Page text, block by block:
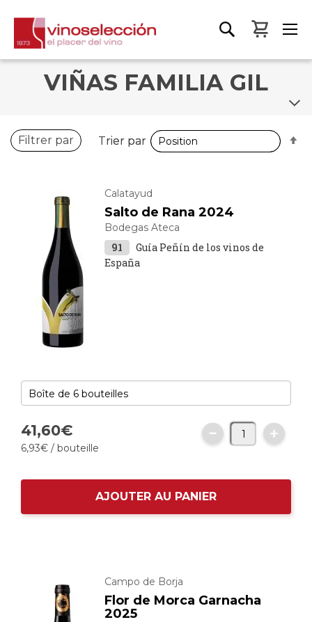
Mon
VIÑAS FAMILIA GIL
Calatayud
Salto de Rana 2024
Bodegas Ateca
91
Guía Peñín de los vinos de
España
41,60€
6,93€ / bouteille
AJOUTER AU PANIER
Campo de Borja
Flor de Morca Garnacha
2025
Filtrer par Trier par
Trier par